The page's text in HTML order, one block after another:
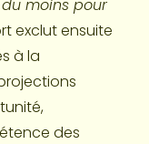
moins pour
exclut ensuite
à la
des